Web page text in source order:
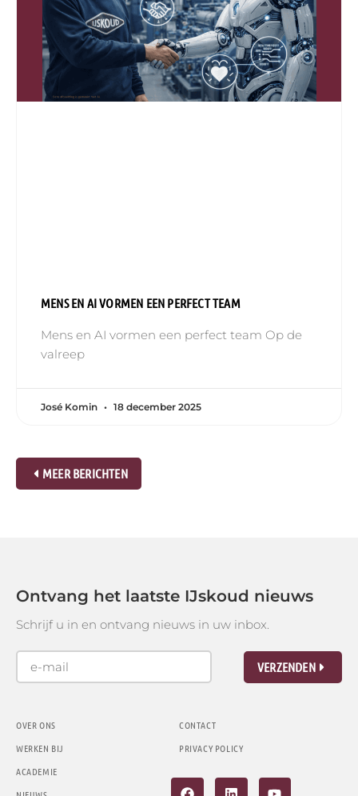
MENS EN AI VORMEN EEN PERFECT TEAM
Mens en AI vormen een perfect team Op de
valreep
José Komin 18 december 2025
MEER BERICHTEN
Ontvang het laatste IJskoud nieuws
Schrijf u in en ontvang nieuws in uw inbox.
VERZENDEN
OVER ONS
WERKEN BIJ
ACADEMIE
CONTACT
PRIVACY POLICY